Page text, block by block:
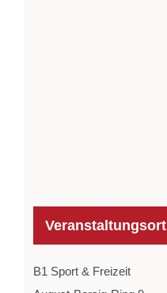
Veranstaltungsort
B1 Sport & Freizeit